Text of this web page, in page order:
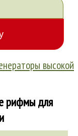
высокой
рифмы для